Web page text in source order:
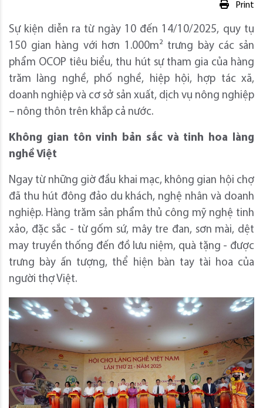
Print
Sự kiện diễn ra từ ngày 10 đến 14/10/2025, quy tụ
150 gian hàng với hơn 1.000m² trưng bày các sản
phẩm OCOP tiêu biểu, thu hút sự tham gia của hàng
trăm làng nghề, phố nghề, hiệp hội, hợp tác xã,
doanh nghiệp và cơ sở sản xuất, dịch vụ nông nghiệp
– nông thôn trên khắp cả nước.
Không gian tôn vinh bản sắc và tinh hoa làng
nghề Việt
Ngay từ những giờ đầu khai mạc, không gian hội chợ
đã thu hút đông đảo du khách, nghệ nhân và doanh
nghiệp. Hàng trăm sản phẩm thủ công mỹ nghệ tinh
xảo, đặc sắc - từ gốm sứ, mây tre đan, sơn mài, dệt
may truyền thống đến đồ lưu niệm, quà tặng - được
trưng bày ấn tượng, thể hiện bàn tay tài hoa của
người thợ Việt.